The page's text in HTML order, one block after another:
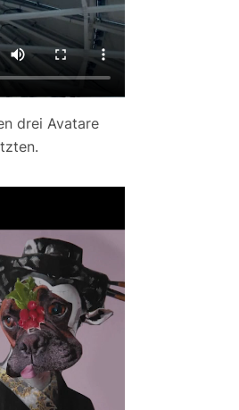
drei Avatare